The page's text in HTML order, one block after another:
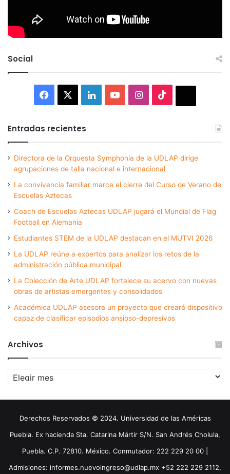
Social
Facebook LinkedInYouTubeInstagram
Entradas recientes
Directora de la Orquesta Symphonia de la UDLAP dirige
agrupaciones de talla nacional e internacional
La convivencia familiar marca el cierre del Curso de Verano de
Escuelas Aztecas
Coach de Escuelas Aztecas UDLAP jugará el Mundial de Flag
Football en Alemania
Estudiantes STEM de la UDLAP destacan en el MUTVI 2026
La UDLAP reúne a expertos para analizar los retos de la
administración pública municipal
La Colección de Arte UDLAP fortalece su acervo con nuevas
obras de artistas emergentes y consolidados
Académica UDLAP asesora un proyecto que creará dispositivo
capaz de clasificar episodios ansioso-depresivos
Archivos
Archivos
Derechos Reservados © 2024. Universidad de las Américas
Puebla. Ex hacienda Sta. Catarina Mártir S/N. San Andrés Cholula,
Puebla. C.P. 72810. México. Conmutador: 222 229 20 00 |
Admisiones: informes.nuevoingreso@udlap.mx +52 222 229 2112,